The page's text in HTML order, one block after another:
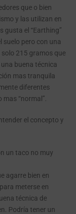
que o bien
y las utilizan en
gusta el “Earthing”
suelo pero con una
215 gramos que
buena técnica
mas tranquila
diferentes
“normal”.
el concepto y
un taco no muy
agarre bien en
meterse en
técnica de
Podría tener un